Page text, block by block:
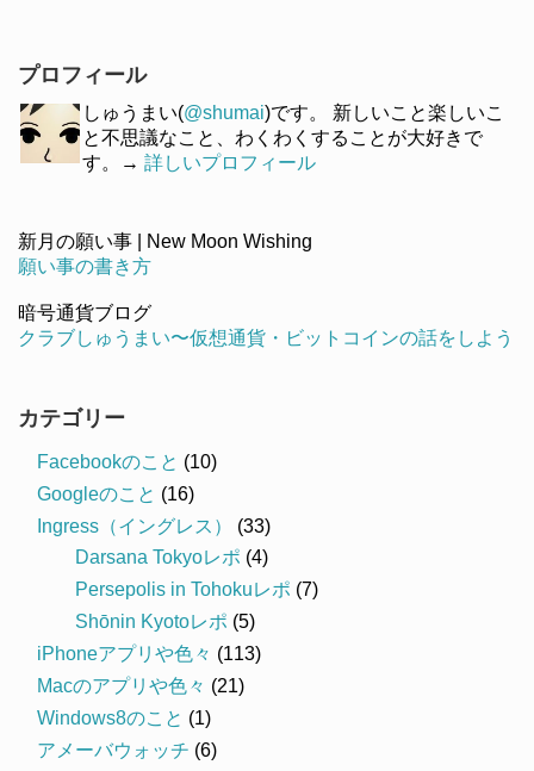
プロフィール
しゅうまい(@shumai)です。 新しいこと楽しいこ
と不思議なこと、わくわくすることが大好きで
す。→ 詳しいプロフィール
新月の願い事 | New Moon Wishing
願い事の書き方
暗号通貨ブログ
クラブしゅうまい〜仮想通貨・ビットコインの話をしよう
カテゴリー
Facebookのこと (10)
Googleのこと (16)
Ingress（イングレス）
(33)
Darsana Tokyoレポ (4)
Persepolis in Tohokuレポ (7)
Shōnin Kyotoレポ (5)
iPhoneアプリや色々 (113)
Macのアプリや色々 (21)
Windows8のこと (1)
アメーバウォッチ (6)